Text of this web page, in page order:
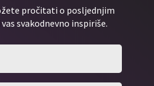
pročitati o posljednjim
svakodnevno inspiriše.